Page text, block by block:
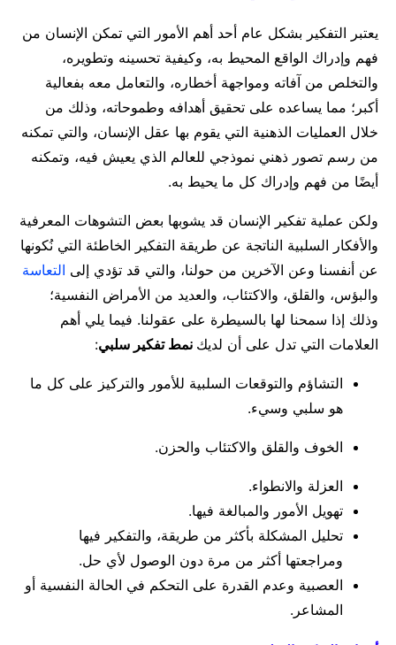
يعتبر التفكير بشكل عام أحد أهم الأمور التي تمكن الإنسان من
فهم وإدراك الواقع المحيط به، وكيفية تحسينه وتطويره،
والتخلص من آفاته ومواجهة أخطاره، والتعامل معه بفعالية
أكبر؛ مما يساعده على تحقيق أهدافه وطموحاته، وذلك من
خلال العمليات الذهنية التي يقوم بها عقل الإنسان، والتي تمكنه
من رسم تصور ذهني نموذجي للعالم الذي يعيش فيه، وتمكنه
أيضًا من فهم وإدراك كل ما يحيط به.
ولكن عملية تفكير الإنسان قد يشوبها بعض التشوهات المعرفية
والأفكار السلبية الناتجة عن طريقة التفكير الخاطئة التي نُكونها
عن أنفسنا وعن الآخرين من حولنا، والتي قد تؤدي إلى التعاسة
والبؤس، والقلق، والاكتئاب، والعديد من الأمراض النفسية؛
وذلك إذا سمحنا لها بالسيطرة على عقولنا. فيما يلي أهم
العلامات التي تدل على أن لديك نمط تفكير سلبي:
التشاؤم والتوقعات السلبية للأمور والتركيز على كل ما
هو سلبي وسيء.
الخوف والقلق والاكتئاب والحزن.
العزلة والانطواء.
تهويل الأمور والمبالغة فيها.
تحليل المشكلة بأكثر من طريقة، والتفكير فيها
ومراجعتها أكثر من مرة دون الوصول لأي حل.
العصبية وعدم القدرة على التحكم في الحالة النفسية أو
المشاعر.